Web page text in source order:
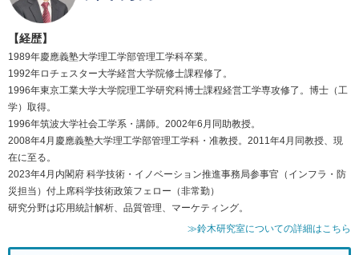
【経歴】
1989年慶應義塾大学理工学部管理工学科卒業。
1992年ロチェスター大学経営大学院修士課程修了。
1996年東京工業大学大学院理工学研究科博士課程経営工学専攻修了。博士（工
学）取得。
1996年筑波大学社会工学系・講師。2002年6月同助教授。
2008年4月慶應義塾大学理工学部管理工学科・准教授。2011年4月同教授、現
在に至る。
2023年4月内閣府 科学技術・イノベーション推進事務局参事官（インフラ・防
災担当）付上席科学技術政策フェロー（非常勤）
研究分野は応用統計解析、品質管理、マーケティング。
≫鈴木研究室についての詳細はこちら